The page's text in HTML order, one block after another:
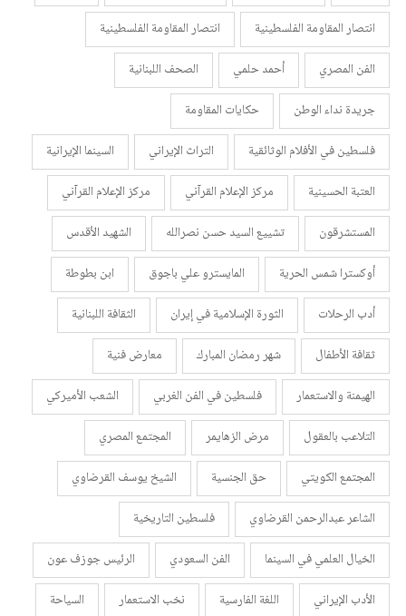
انتصار المقاومة الفلسطينية
انتصار المقاومة الفلسطينية
الفن المصري
أحمد حلمي
الصحف اللبنانية
جريدة نداء الوطن
حكايات المقاومة
فلسطين في الأفلام الوثائقية
التراث الإيراني
السينما الإيرانية
العتبة الحسينية
مركز الإعلام القرآني
مركز الإعلام القرآني
المستشرقون
تشييع السيد حسن نصرالله
الشهيد الأقدس
أوكسترا شمس الحرية
المايسترو علي باجوق
ابن بطوطة
أدب الرحلات
الثورة الإسلامية في إيران
الثقافة اللبنانية
ثقافة الأطفال
شهر رمضان المبارك
معارض فنية
الهيمنة والاستعمار
فلسطين في الفن الغربي
الشعب الأميركي
التلاعب بالعقول
مرض الزهايمر
المجتمع المصري
المجتمع الكويتي
حق الجنسية
الشيخ يوسف القرضاوي
الشاعر عبدالرحمن القرضاوي
فلسطين التاريخية
الخيال العلمي في السينما
الفن السعودي
الرئيس جوزف عون
الأدب الإيراني
اللغة الفارسية نخب الاستعمار السياحة